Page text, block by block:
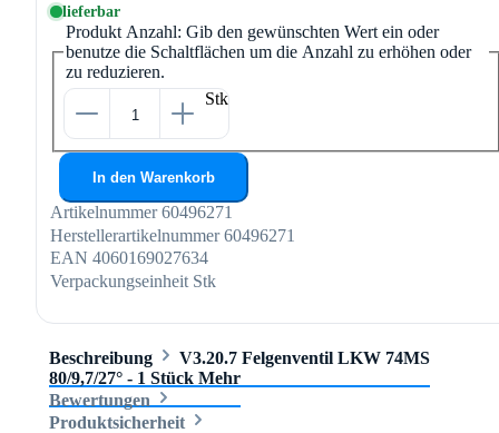
lieferbar
Produkt Anzahl: Gib den gewünschten Wert ein oder
benutze die Schaltflächen um die Anzahl zu erhöhen oder
zu reduzieren.
Stk
In den Warenkorb
Artikelnummer 60496271
Herstellerartikelnummer 60496271
EAN 4060169027634
Verpackungseinheit Stk
Beschreibung
V3.20.7 Felgenventil LKW 74MS
80/9,7/27° - 1 Stück Mehr
Bewertungen
Produktsicherheit